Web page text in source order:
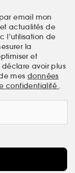
email mon
actualités de
l’utilisation de
la
et
avoir plus
mes données
confidentialité .